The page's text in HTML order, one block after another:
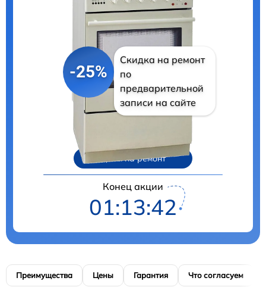
-25%
Скидка на ремонт
по
предварительной
записи на сайте
Цены на ремонт
Конец акции
01:13:41
Преимущества Цены Гарантия Что согласуем